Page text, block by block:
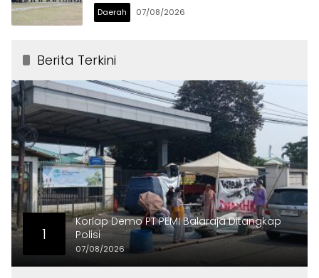
Daerah 07/08/2026
Berita Terkini
1
Korlap Demo PT PEMI Balaraja Ditangkap
Polisi
07/08/2026